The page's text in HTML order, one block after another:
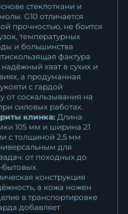
стеклоткани и
G10 отличается
прочностью, не боится
температурных
и большинства
фактура
хват в сухих и
а продуманная
с гардой
от соскальзывания на
силовых работах.
клинка: Длина
105 мм и ширина 21
с толщиной 2,5 мм
для
от походных до
бытовых.
конструкция
а кожа ножен
в транспортировке
добавляет